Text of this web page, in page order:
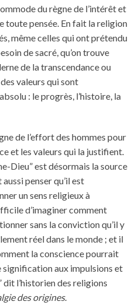
du règne de l’intérêt et
toute pensée. En fait la religion
même celles qui ont prétendu
de sacré, qu’on trouve
de la transcendance ou
valeurs qui sont
: le progrès, l’histoire, la
de l’effort des hommes pour
et les valeurs qui la justifient.
Dieu” est désormais la source
penser qu’il est
un sens religieux à
d’imaginer comment
sans la conviction qu’il y
réel dans le monde ; et il
la conscience pourrait
aux impulsions et
dit l’historien des religions
des origines.